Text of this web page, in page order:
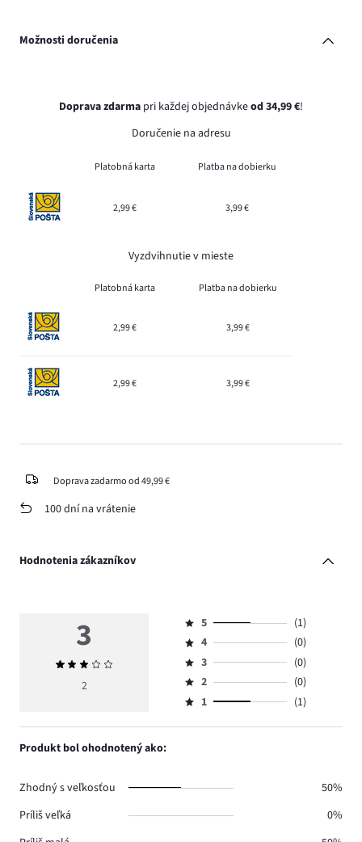
Možnosti doručenia
Doprava zdarma pri každej objednávkeod 34,99 €!
Doručenie na adresu
Platobná karta Platba na dobierku
2,99 € 3,99 €
Vyzdvihnutie v mieste
Platobná karta Platba na dobierku
2,99 € 3,99 €
2,99 € 3,99 €
Doprava zadarmo od 49,99 €
100 dní na vrátenie
Hodnotenia zákazníkov
3
Priemerné
hodnotenie
2
Hodnotenie
5,
počet
hlasov
1.
5
(1)
Hodnotenie
4,
počet
hlasov
4
(0)
Hodnotenie
3,
počet
3
(0)
Hodnotenie
2,
2
(0)
Hodnotenie
1,
1 (1)
Produkt bol ohodnotený ako:
Zhodný s veľkosťou
50%
Príliš veľká
0%